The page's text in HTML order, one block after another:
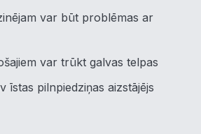
var būt problēmas ar
var trūkt galvas telpas
īstas pilnpiedziņas aizstājējs